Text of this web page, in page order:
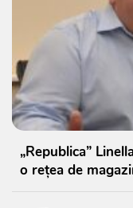
„Republica”
o rețea de